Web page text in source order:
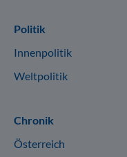
Politik
Innenpolitik
Weltpolitik
Chronik
Österreich